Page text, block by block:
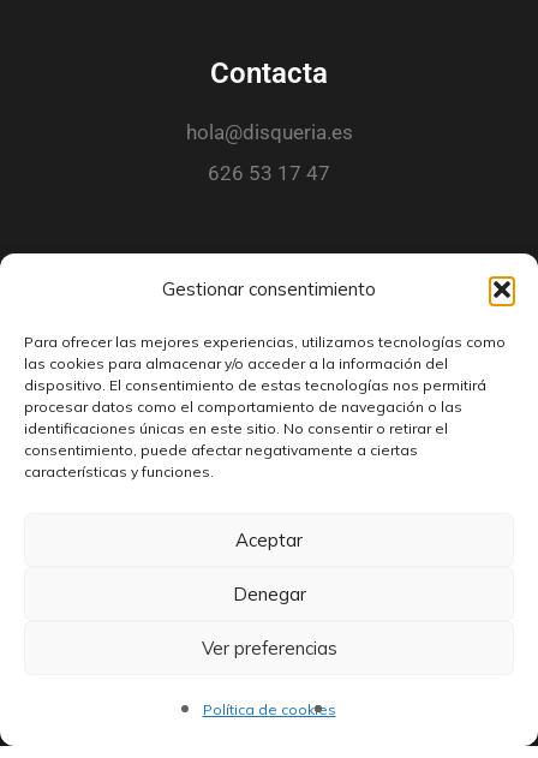
Gestionar consentimiento
Para ofrecer las mejores experiencias, utilizamos tecnologías como
las cookies para almacenar y/o acceder a la información del
dispositivo. El consentimiento de estas tecnologías nos permitirá
procesar datos como el comportamiento de navegación o las
identificaciones únicas en este sitio. No consentir o retirar el
consentimiento, puede afectar negativamente a ciertas
características y funciones.
Aceptar
Denegar
Ver preferencias
Política de cookies
Contacta
hola@disqueria.es
626 53 17 47
C. Salamanca, 4, 02001 Albacete.
llevamos más de 40 años compartiendo
música con quienes la viven de verdad. Abrimos nuestras
propósito: ofrecer un espacio donde el amor por la música